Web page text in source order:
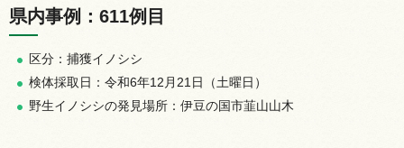
県内事例：611例目
区分：捕獲イノシシ
検体採取日：令和6年12月21日（土曜日）
野生イノシシの発見場所：伊豆の国市韮山山木